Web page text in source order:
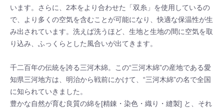
います。さらに、2本をより合わせた「双糸」を使用しているの
で、より多くの空気を含むことが可能になり、快適な保温性が生
み出されています。洗えば洗うほど、生地と生地の間に空気を取
り込み、ふっくらとした風合いが出てきます。
千二百年の伝統を誇る三河木綿。この“三河木綿”の産地である愛
知県三河地方は、明治から戦前にかけて、“三河木綿”の名で全国
に知られていきました。
豊かな自然が育む良質の綿を[精錬・染色・織り・縫製] と、それ